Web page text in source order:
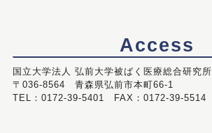
Access
国立大学法人 弘前大学被ばく医療総合研究所
〒036-8564 青森県弘前市本町66-1
TEL：0172-39-5401 FAX：0172-39-5514